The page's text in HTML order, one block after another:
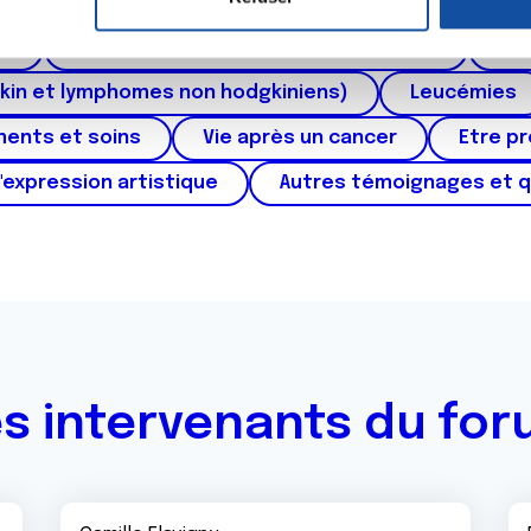
de publicité et d'analyse, qui peuvent combiner celles-ci
ont collectées lors de votre utilisation de leurs services.
et lymphomes non hodgkiniens) Leucémies
et soins Vie après un cancer Etre
artistique Autres témoignages et
intervenants du